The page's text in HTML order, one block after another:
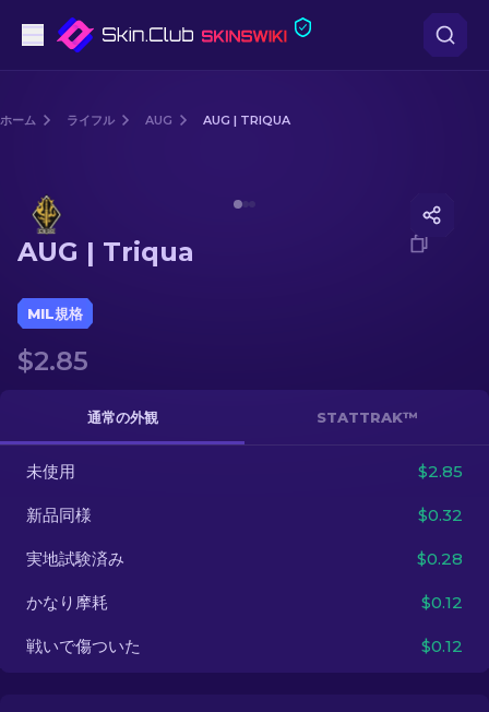
スナイパーライフル
ナイフ
グローブ
ケース
その他
ホーム ライフル AUG AUG | TRIQUA
AUG | Triqua
MIL規格
$2.85
通常の外観 STATTRAK™
未使用 $2.85
新品同様 $0.32
実地試験済み $0.28
かなり摩耗 $0.12
戦いで傷ついた $0.12